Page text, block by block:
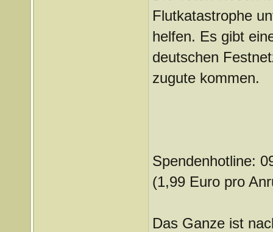
Flutkatastrophe
helfen. Es gibt
deutschen
zugute kommen.
Spendenhotline:
(1,99 Euro pro
Das Ganze ist